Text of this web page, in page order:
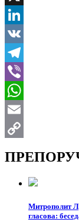
X
LinkedIn
VK
Telegram
Viber
WhatsApp
Email
Митрополит
гласова: